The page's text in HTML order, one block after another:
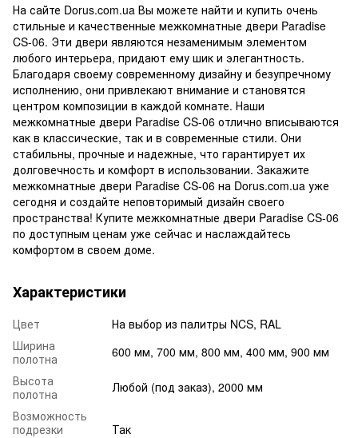
На сайте Dorus.com.ua Вы можете найти и купить очень
стильные и качественные межкомнатные двери Paradise
CS-06. Эти двери являются незаменимым элементом
любого интерьера, придают ему шик и элегантность.
Благодаря своему современному дизайну и безупречному
исполнению, они привлекают внимание и становятся
центром композиции в каждой комнате. Наши
межкомнатные двери Paradise CS-06 отлично вписываются
как в классические, так и в современные стили. Они
стабильны, прочные и надежные, что гарантирует их
долговечность и комфорт в использовании. Закажите
межкомнатные двери Paradise CS-06 на Dorus.com.ua уже
сегодня и создайте неповторимый дизайн своего
пространства! Купите межкомнатные двери Paradise CS-06
по доступным ценам уже сейчас и наслаждайтесь
комфортом в своем доме.
Характеристики
Цвет
На выбор из палитры NCS, RAL
Ширина
полотна
600 мм, 700 мм, 800 мм, 400 мм, 900 мм
Высота
полотна
Любой (под заказ), 2000 мм
Возможность
подрезки
Так